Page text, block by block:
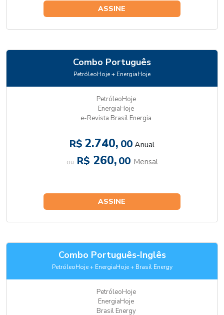
ASSINE
Combo Português
PetróleoHoje + EnergiaHoje
PetróleoHoje
EnergiaHoje
e-Revista Brasil Energia
R$ 2.740, 00 Anual
ou R$ 260,00 Mensal
ASSINE
Combo Português-Inglês
PetróleoHoje + EnergiaHoje + Brasil Energy
PetróleoHoje
EnergiaHoje
Brasil Energy